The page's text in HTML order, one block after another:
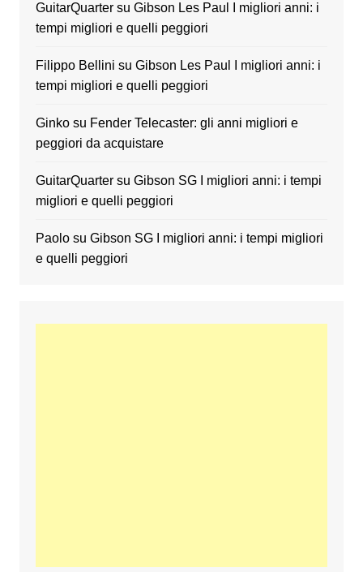
GuitarQuartersu Gibson Les Paul I migliori anni: i
tempi migliori e quelli peggiori
Filippo Bellini su Gibson Les Paul I migliori anni: i
tempi migliori e quelli peggiori
Ginkosu Fender Telecaster: gli anni migliori e
peggiori da acquistare
GuitarQuartersu Gibson SG I migliori anni: i tempi
migliori e quelli peggiori
Paolosu Gibson SG I migliori anni: i tempi migliori
e quelli peggiori